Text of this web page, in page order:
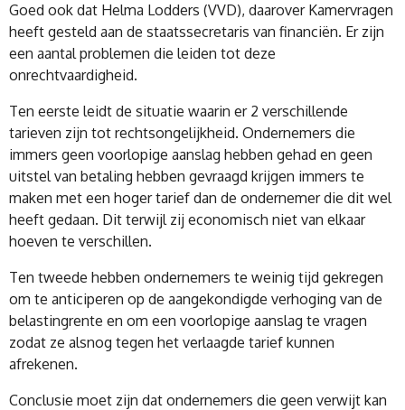
Goed ook dat Helma Lodders (VVD), daarover Kamervragen
heeft gesteld aan de staatssecretaris van financiën. Er zijn
een aantal problemen die leiden tot deze
onrechtvaardigheid.
Ten eerste leidt de situatie waarin er 2 verschillende
tarieven zijn tot rechtsongelijkheid. Ondernemers die
immers geen voorlopige aanslag hebben gehad en geen
uitstel van betaling hebben gevraagd krijgen immers te
maken met een hoger tarief dan de ondernemer die dit wel
heeft gedaan. Dit terwijl zij economisch niet van elkaar
hoeven te verschillen.
Ten tweede hebben ondernemers te weinig tijd gekregen
om te anticiperen op de aangekondigde verhoging van de
belastingrente en om een voorlopige aanslag te vragen
zodat ze alsnog tegen het verlaagde tarief kunnen
afrekenen.
Conclusie moet zijn dat ondernemers die geen verwijt kan